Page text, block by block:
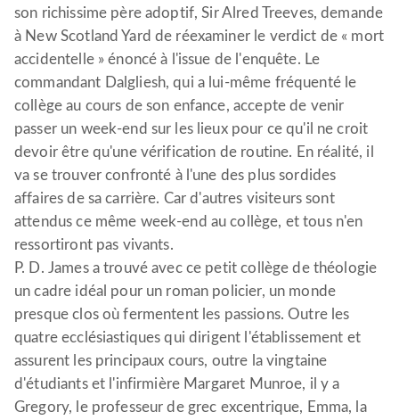
son richissime père adoptif, Sir Alred Treeves, demande
à New Scotland Yard de réexaminer le verdict de « mort
accidentelle » énoncé à l'issue de l'enquête. Le
commandant Dalgliesh, qui a lui-même fréquenté le
collège au cours de son enfance, accepte de venir
passer un week-end sur les lieux pour ce qu'il ne croit
devoir être qu'une vérification de routine. En réalité, il
va se trouver confronté à l'une des plus sordides
affaires de sa carrière. Car d'autres visiteurs sont
attendus ce même week-end au collège, et tous n'en
ressortiront pas vivants.
P. D. James a trouvé avec ce petit collège de théologie
un cadre idéal pour un roman policier, un monde
presque clos où fermentent les passions. Outre les
quatre ecclésiastiques qui dirigent l'établissement et
assurent les principaux cours, outre la vingtaine
d'étudiants et l'infirmière Margaret Munroe, il y a
Gregory, le professeur de grec excentrique, Emma, la